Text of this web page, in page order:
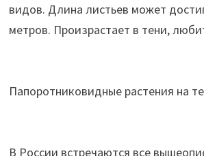
видов. Длина листьев может
метров. Произрастает в тени,
Папоротниковидные растения на
В России встречаются все